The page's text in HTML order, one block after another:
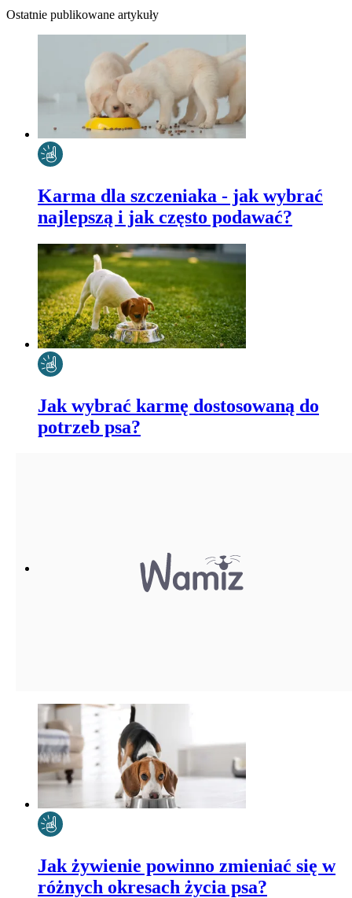
Ostatnie publikowane artykuły
Karma dla szczeniaka - jak wybrać
najlepszą i jak często podawać?
Jak wybrać karmę dostosowaną do
potrzeb psa?
Jak żywienie powinno zmieniać się w
różnych okresach życia psa?